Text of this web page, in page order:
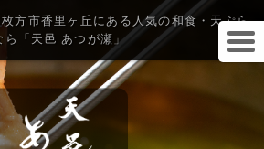
方市香里ヶ丘にある人気の和食・天ぷら
ら「天邑 あつが瀬」